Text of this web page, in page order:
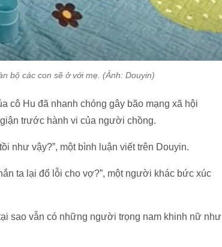
bộ các con sẽ ở với mẹ. (Ảnh: Douyin)
cô Hu đã nhanh chóng gây bão mạng xã hội
trước hành vi của người chồng.
như vậy?”, một bình luận viết trên Douyin.
ta lại đổ lỗi cho vợ?”, một người khác bức xúc
sao vẫn có những người trọng nam khinh nữ như